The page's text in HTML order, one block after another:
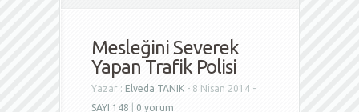
Mesleğini Severek
Yapan Trafik Polisi
Yazar : Elveda TANIK - 8 Nisan 2014 -
SAYI 148
0 yorum